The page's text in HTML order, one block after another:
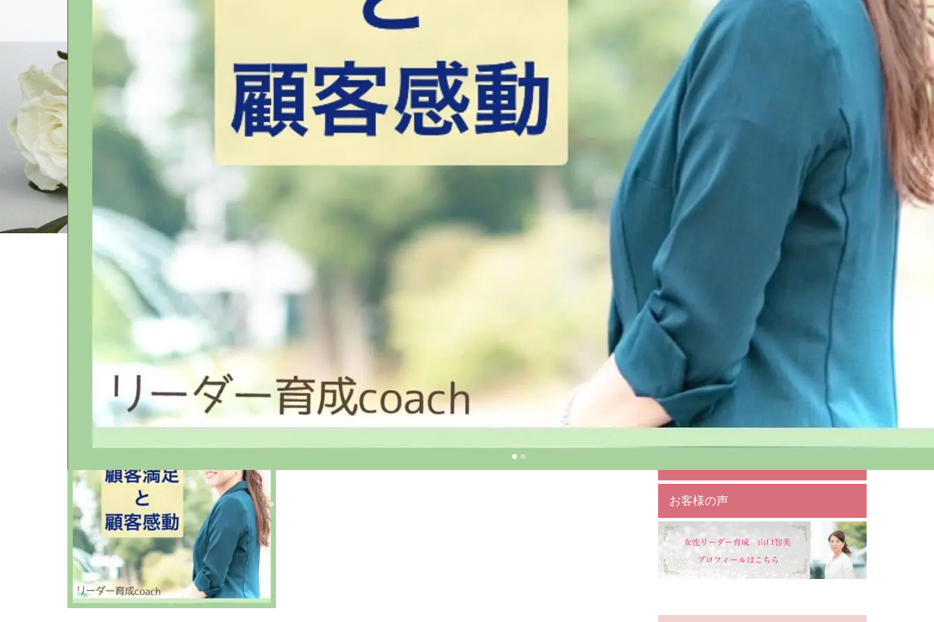
リーダー育成
ホーム
ブログ一覧
ブログ用
相談・お問い合わせ
個別相談
１対１リーダー育成
お客様の声